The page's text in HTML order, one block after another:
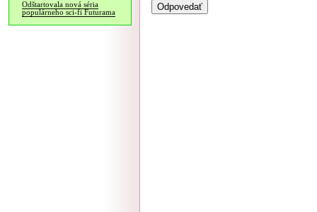
Odštartovala nová séria
populárneho sci-fi Futurama